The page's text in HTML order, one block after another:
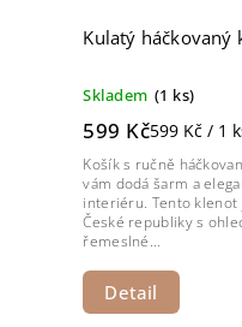
Kulatý háčkovaný
Skladem (1 ks)
599 Kč599 Kč / 1
Detail
Košík s ručně
vám dodá šarm a
interiéru. Tento
České republiky s
řemeslné...